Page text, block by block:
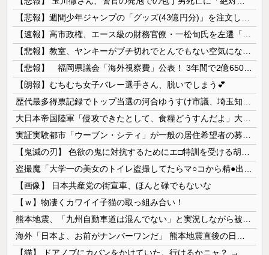
【朗報】むちむち女子バレー選手さん、脱いでしまう💕
【画像】 日本共産党の街宣車、ほんと碌でもないな
【ｗ】物凄くカワイイ子猫の取っ組み合い！